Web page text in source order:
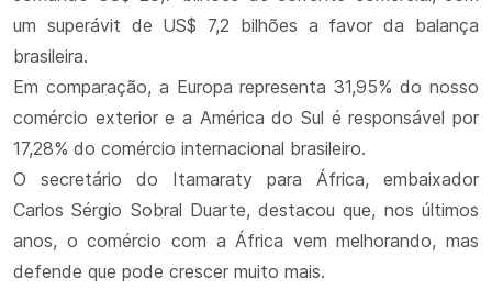
um superávit de US$ 7,2 bilhões a favor da balança
brasileira.
Em comparação, a Europa representa 31,95% do nosso
comércio exterior e a América do Sul é responsável por
17,28% do comércio internacional brasileiro.
O secretário do Itamaraty para África, embaixador
Carlos Sérgio Sobral Duarte, destacou que, nos últimos
anos, o comércio com a África vem melhorando, mas
defende que pode crescer muito mais.